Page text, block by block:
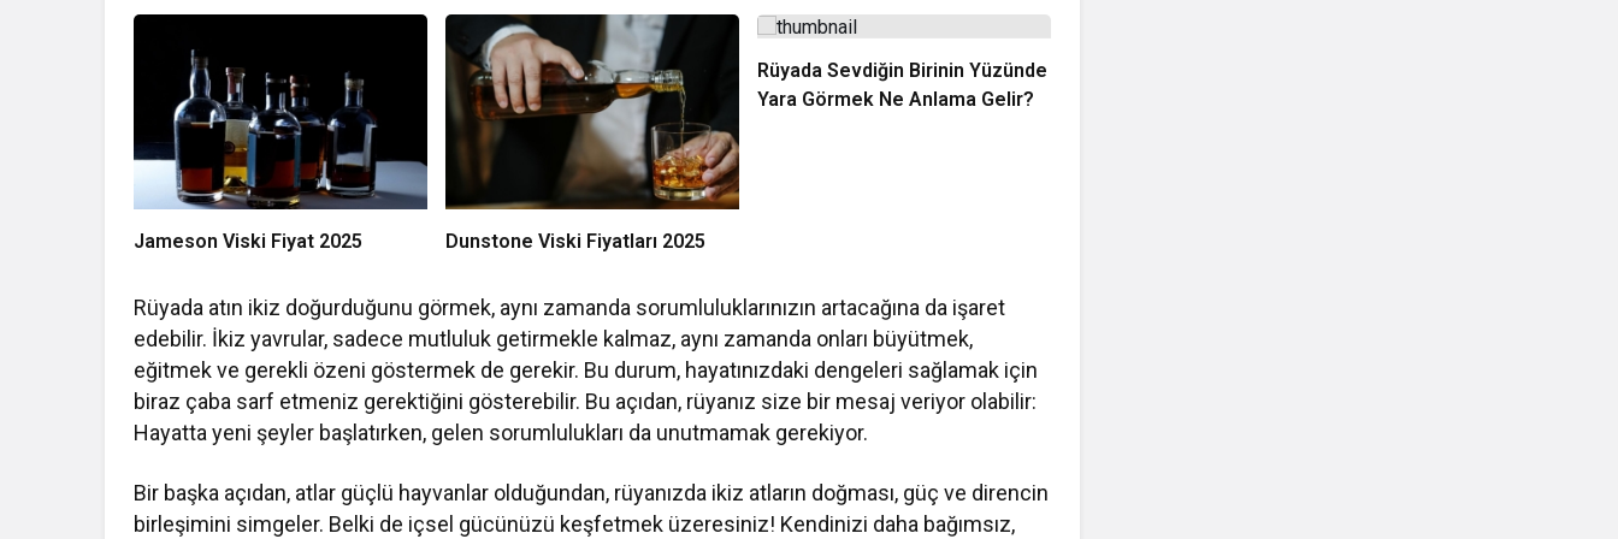
Jameson Viski Fiyat 2025 Dunstone Viski Fiyatları 2025
Rüyada Sevdiğin Birinin Yüzünde
Yara Görmek Ne Anlama Gelir?
Rüyada atın ikiz doğurduğunu görmek, aynı zamanda sorumluluklarınızın artacağına da işaret
edebilir. İkiz yavrular, sadece mutluluk getirmekle kalmaz, aynı zamanda onları büyütmek,
eğitmek ve gerekli özeni göstermek de gerekir. Bu durum, hayatınızdaki dengeleri sağlamak için
biraz çaba sarf etmeniz gerektiğini gösterebilir. Bu açıdan, rüyanız size bir mesaj veriyor olabilir:
Hayatta yeni şeyler başlatırken, gelen sorumlulukları da unutmamak gerekiyor.
Bir başka açıdan, atlar güçlü hayvanlar olduğundan, rüyanızda ikiz atların doğması, güç ve direncin
birleşimini simgeler. Belki de içsel gücünüzü keşfetmek üzeresiniz! Kendinizi daha bağımsız,